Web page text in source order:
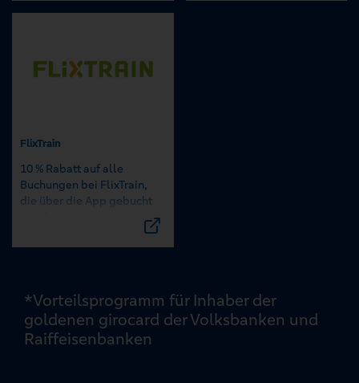
FlixTrain
10 % Rabatt auf alle
Buchungen bei FlixTrain,
die über die App gebucht
*Vorteilsprogramm für Inhaber der
goldenen girocard der Volksbanken und
Raiffeisenbanken